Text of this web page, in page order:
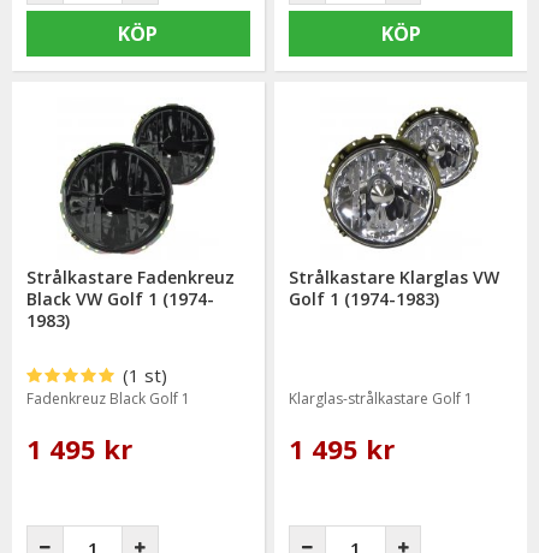
KÖP KÖP
Strålkastare Fadenkreuz
Black VW Golf 1 (1974-
1983)
(1 st)
Fadenkreuz Black Golf 1
1 495 kr
Strålkastare Klarglas VW
Golf 1 (1974-1983)
Klarglas-strålkastare Golf 1
1 495 kr